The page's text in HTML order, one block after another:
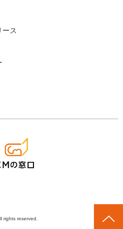
ース
rights reserved.